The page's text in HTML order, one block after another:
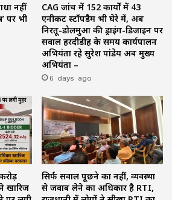
नहीं
पर भी
CAG जांच में 152 कार्यों में 43
एनीकट स्टॉपडैम भी घेरे में, अब
निरतू-डोलमुआ की ड्राइंग-डिजाइन पर
सवाल हरदीडीह के समय कार्यपालन
अभियंता रहे सुरेश पांडेय अब मुख्य
अभियंता –
6 days ago
खारिज
सिर्फ सवाल पूछने का नहीं, व्यवस्था
से जवाब लेने का अधिकार है RTI,